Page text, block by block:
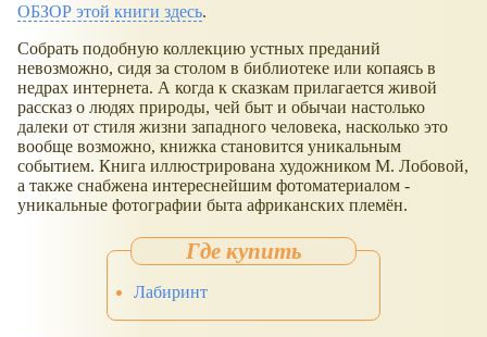
ОБЗОР этой книги здесь.
Собрать подобную коллекцию устных преданий
невозможно, сидя за столом в библиотеке или копаясь в
недрах интернета. А когда к сказкам прилагается живой
рассказ о людях природы, чей быт и обычаи настолько
далеки от стиля жизни западного человека, насколько это
вообще возможно, книжка становится уникальным
событием. Книга иллюстрирована художником М. Лобовой,
а также снабжена интереснейшим фотоматериалом -
уникальные фотографии быта африканских племён.
Лабиринт